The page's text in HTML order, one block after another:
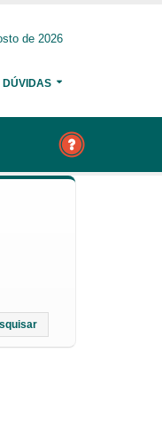
de 2026
DÚVIDAS